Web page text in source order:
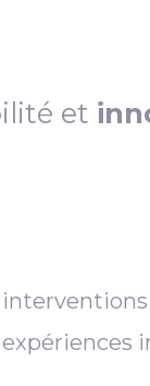
et
expériences